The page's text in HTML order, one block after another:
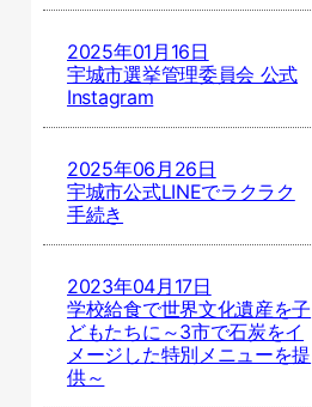
2025年01月16日
宇城市選挙管理委員会 公式
Instagram
2025年06月26日
宇城市公式LINEでラクラク
手続き
2023年04月17日
学校給食で世界文化遺産を子
どもたちに～3市で石炭をイ
メージした特別メニューを提
供～